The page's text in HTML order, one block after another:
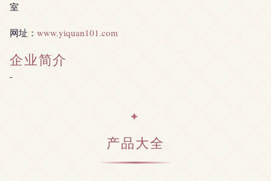
室
网址： www.yiquan101.com
企业简介
-
产品大全